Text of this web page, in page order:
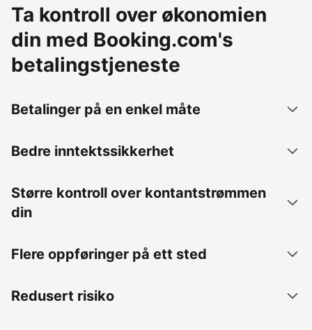
Ta kontroll over økonomien
din med Booking.com's
betalingstjeneste
Betalinger på en enkel måte
Bedre inntektssikkerhet
Større kontroll over kontantstrømmen
din
Flere oppføringer på ett sted
Redusert risiko